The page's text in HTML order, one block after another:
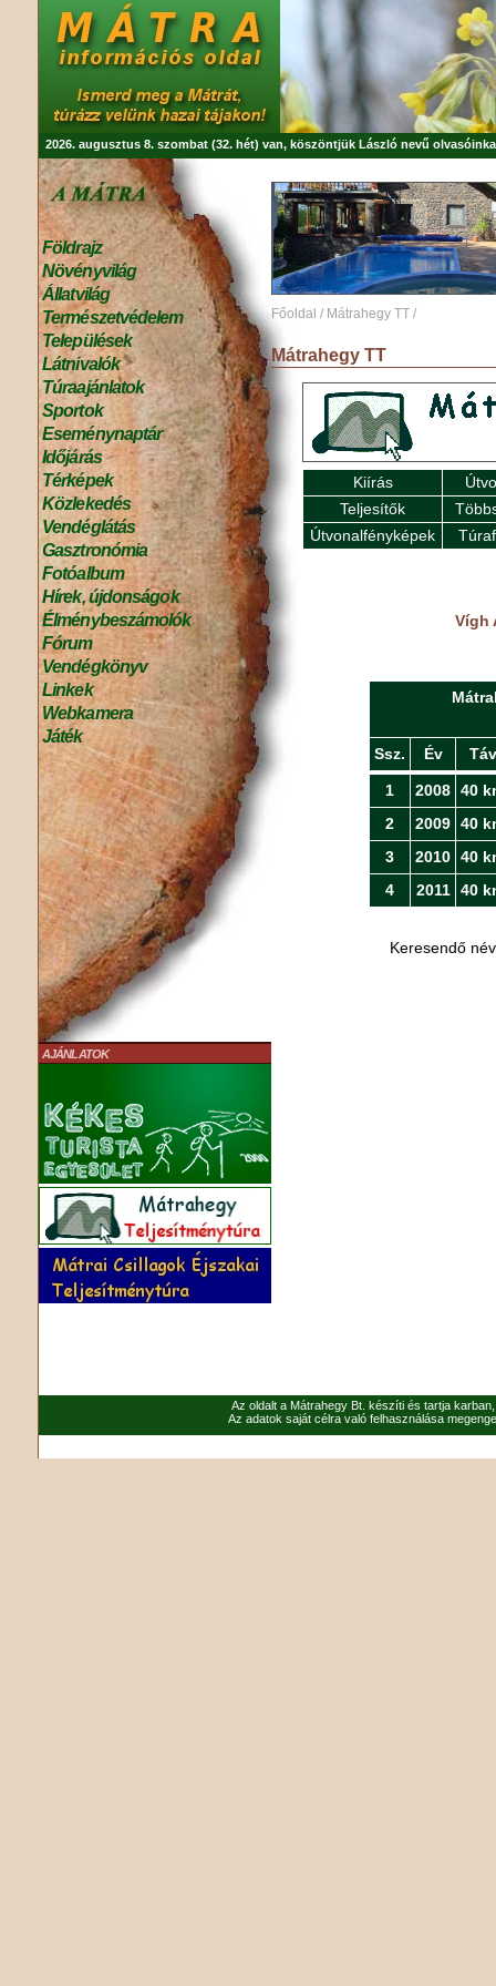
2026. augusztus 8. szombat (32. hét) van, köszöntjük László nevű
Földrajz
Növényvilág
Állatvilág
Természetvédelem
Települések
Látnivalók
Túraajánlatok
Sportok
Eseménynaptár
Időjárás
Térképek
Közlekedés
Vendéglátás
Gasztronómia
Fotóalbum
Hírek, újdonságok
Élménybeszámolók
Fórum
Vendégkönyv
Linkek
Webkamera
Játék
AJÁNLATOK
Főoldal / Mátrahegy TT /
Mátrahegy TT
Kiírás
Teljesítők
Útvonalfényképek
Vígh
Ssz. Év Táv
1 2008 40
2
2009 40
3
2010 40
4
2011 40
Keresendő
Az oldalt a Mátrahegy Bt. készíti és tartja
Az adatok saját célra való felhasználása